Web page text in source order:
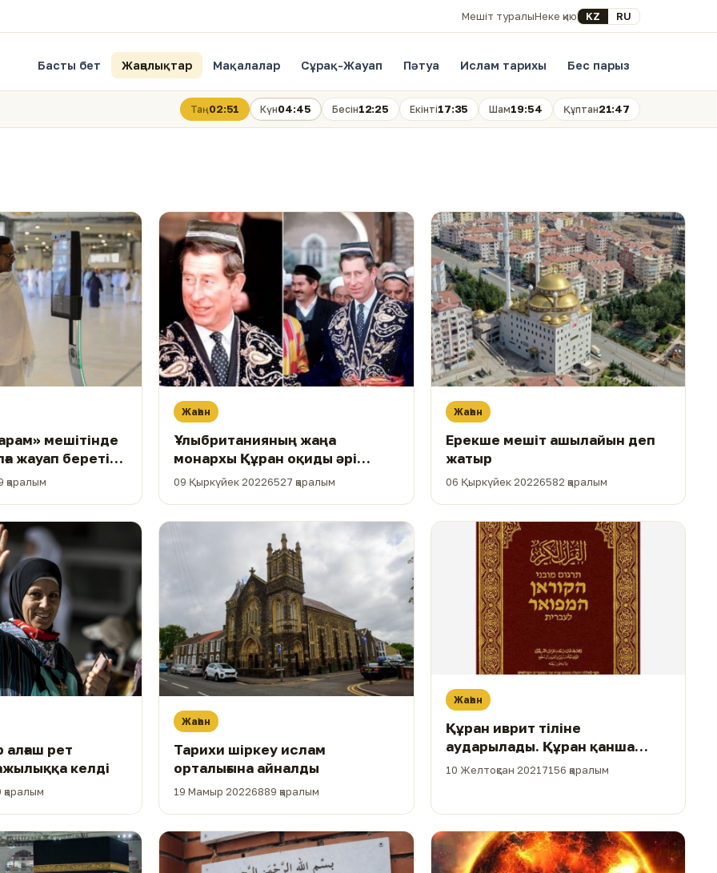
Мешіт туралыНеке қиюSelect your language
KZ RU
Басты бет Жаңалықтар Мақалалар Сұрақ-Жауап Пәтуа Ислам тарихы Бес парыз
Таң02:51 Күн04:45 Бесін12:25 Екінті17:35 Шам19:54 Құптан21:47
мешітінде
жауап беретін
қаралым
Жаһан
Ұлыбританияның жаңа
монархы Құран оқиды әрі
хижабты қолдайды
09 Қыркүйек 20226527 қаралым
Жаһан
Ерекше мешіт ашылайын деп
жатыр
06 Қыркүйек 20226582 қаралым
рет
келді
қаралым
Жаһан
Тарихи шіркеу ислам
орталығына айналды
19 Мамыр 20226889 қаралым
Жаһан
Құран иврит тіліне
аударылады. Құран қанша
тілге тәржімеленген?
10 Желтоқсан 2021 7156 қаралым